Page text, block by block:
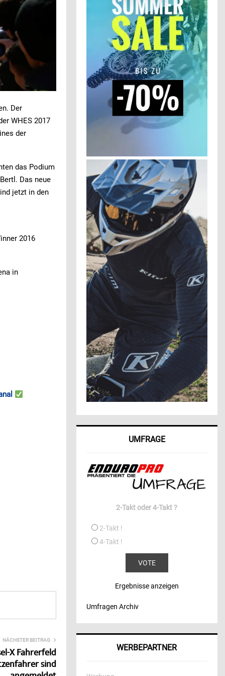
Der
WHES 2017
der
das Podium
Das neue
jetzt in den
2016
in
NÄCHSTER BEITRAG
X Fahrerfeld
sind
UMFRAGE
2-Takt oder 4-Takt ?
2-Takt !
4-Takt !
Ergebnisse anzeigen
Umfragen Archiv
WERBEPARTNER